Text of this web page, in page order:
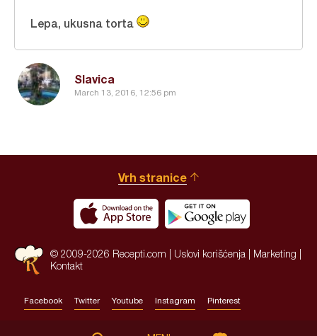
Slavica
March 13, 2016, 12:56 pm
Lepa, ukusna torta
Vrh stranice
© 2009-2026 Recepti.com | Uslovi korišćenja Marketing
Kontakt
Facebook Twitter Youtube Instagram Pinterest